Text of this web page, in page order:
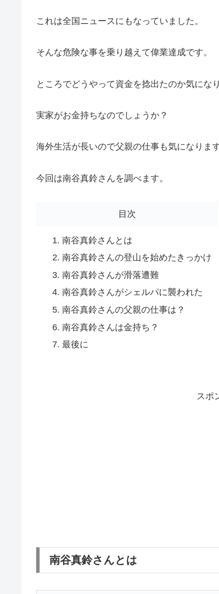
これは全国ニュースにもなっていました。
そんな危険な事を乗り越えて偉業達成です。
ところでどうやって資金を捻出たのか気にな
実家がお金持ちなのでしょうか？
海外生活が長いので父親の仕事も気になりま
今回は南谷真鈴さんを調べます。
目次
南谷真鈴さんとは
南谷真鈴さんの登山を始めたきっかけ
南谷真鈴さんが滑落遭難
南谷真鈴さんがシェルパに襲われた
南谷真鈴さんの父親の仕事は？
南谷真鈴さんは金持ち？
最後に
スポ
南谷真鈴さんとは